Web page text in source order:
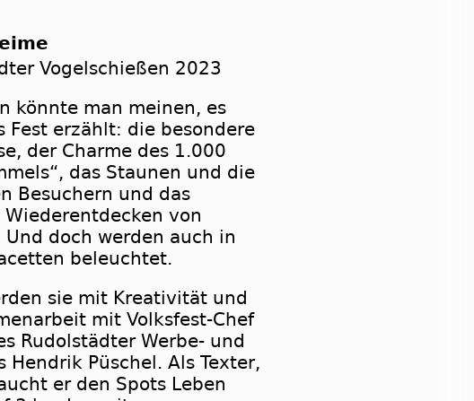
Vogelschießen 2023
könnte man meinen, es
Fest erzählt: die besondere
der Charme des 1.000
das Staunen und die
Besuchern und das
von
doch werden auch in
beleuchtet.
sie mit Kreativität und
mit Volksfest-Chef
Rudolstädter Werbe- und
Püschel. Als Texter,
er den Spots Leben